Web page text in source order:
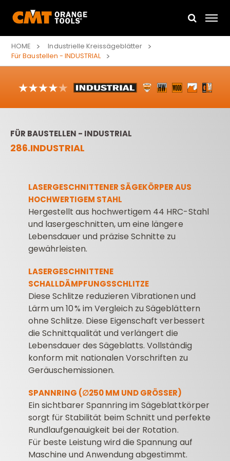
HOME
Industrielle Kreissägeblätter
Für Baustellen - INDUSTRIAL
FÜR BAUSTELLEN - INDUSTRIAL
286.INDUSTRIAL
LASERGESCHNITTENER SÄGEKÖRPER AUS
HOCHWERTIGEM STAHL
Hergestellt aus hochwertigem 44 HRC-Stahl
und lasergeschnitten, um eine längere
Lebensdauer und präzise Schnitte zu
gewährleisten.
LASERGESCHNITTENE
SCHALLDÄMPFUNGSSCHLITZE
Diese Schlitze reduzieren Vibrationen und
Lärm um 10 % im Vergleich zu Sägeblättern
ohne Schlitze. Diese Eigenschaft verbessert
die Schnittqualität und verlängert die
Lebensdauer des Sägeblatts. Vollständig
konform mit nationalen Vorschriften zu
Geräuschemissionen.
SPANNRING (∅250 MM UND GRÖSSER)
Ein sichtbarer Spannring im Sägeblattkörper
sorgt für Stabilität beim Schnitt und perfekte
Rundlaufgenauigkeit bei der Rotation.
Für beste Leistung wird die Spannung auf
Maschine und Anwendung abgestimmt.